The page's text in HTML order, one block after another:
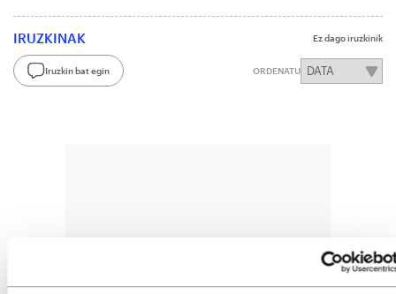
IRUZKINAK Ez dago iruzkinik
Iruzkin bat egin ORDENATU